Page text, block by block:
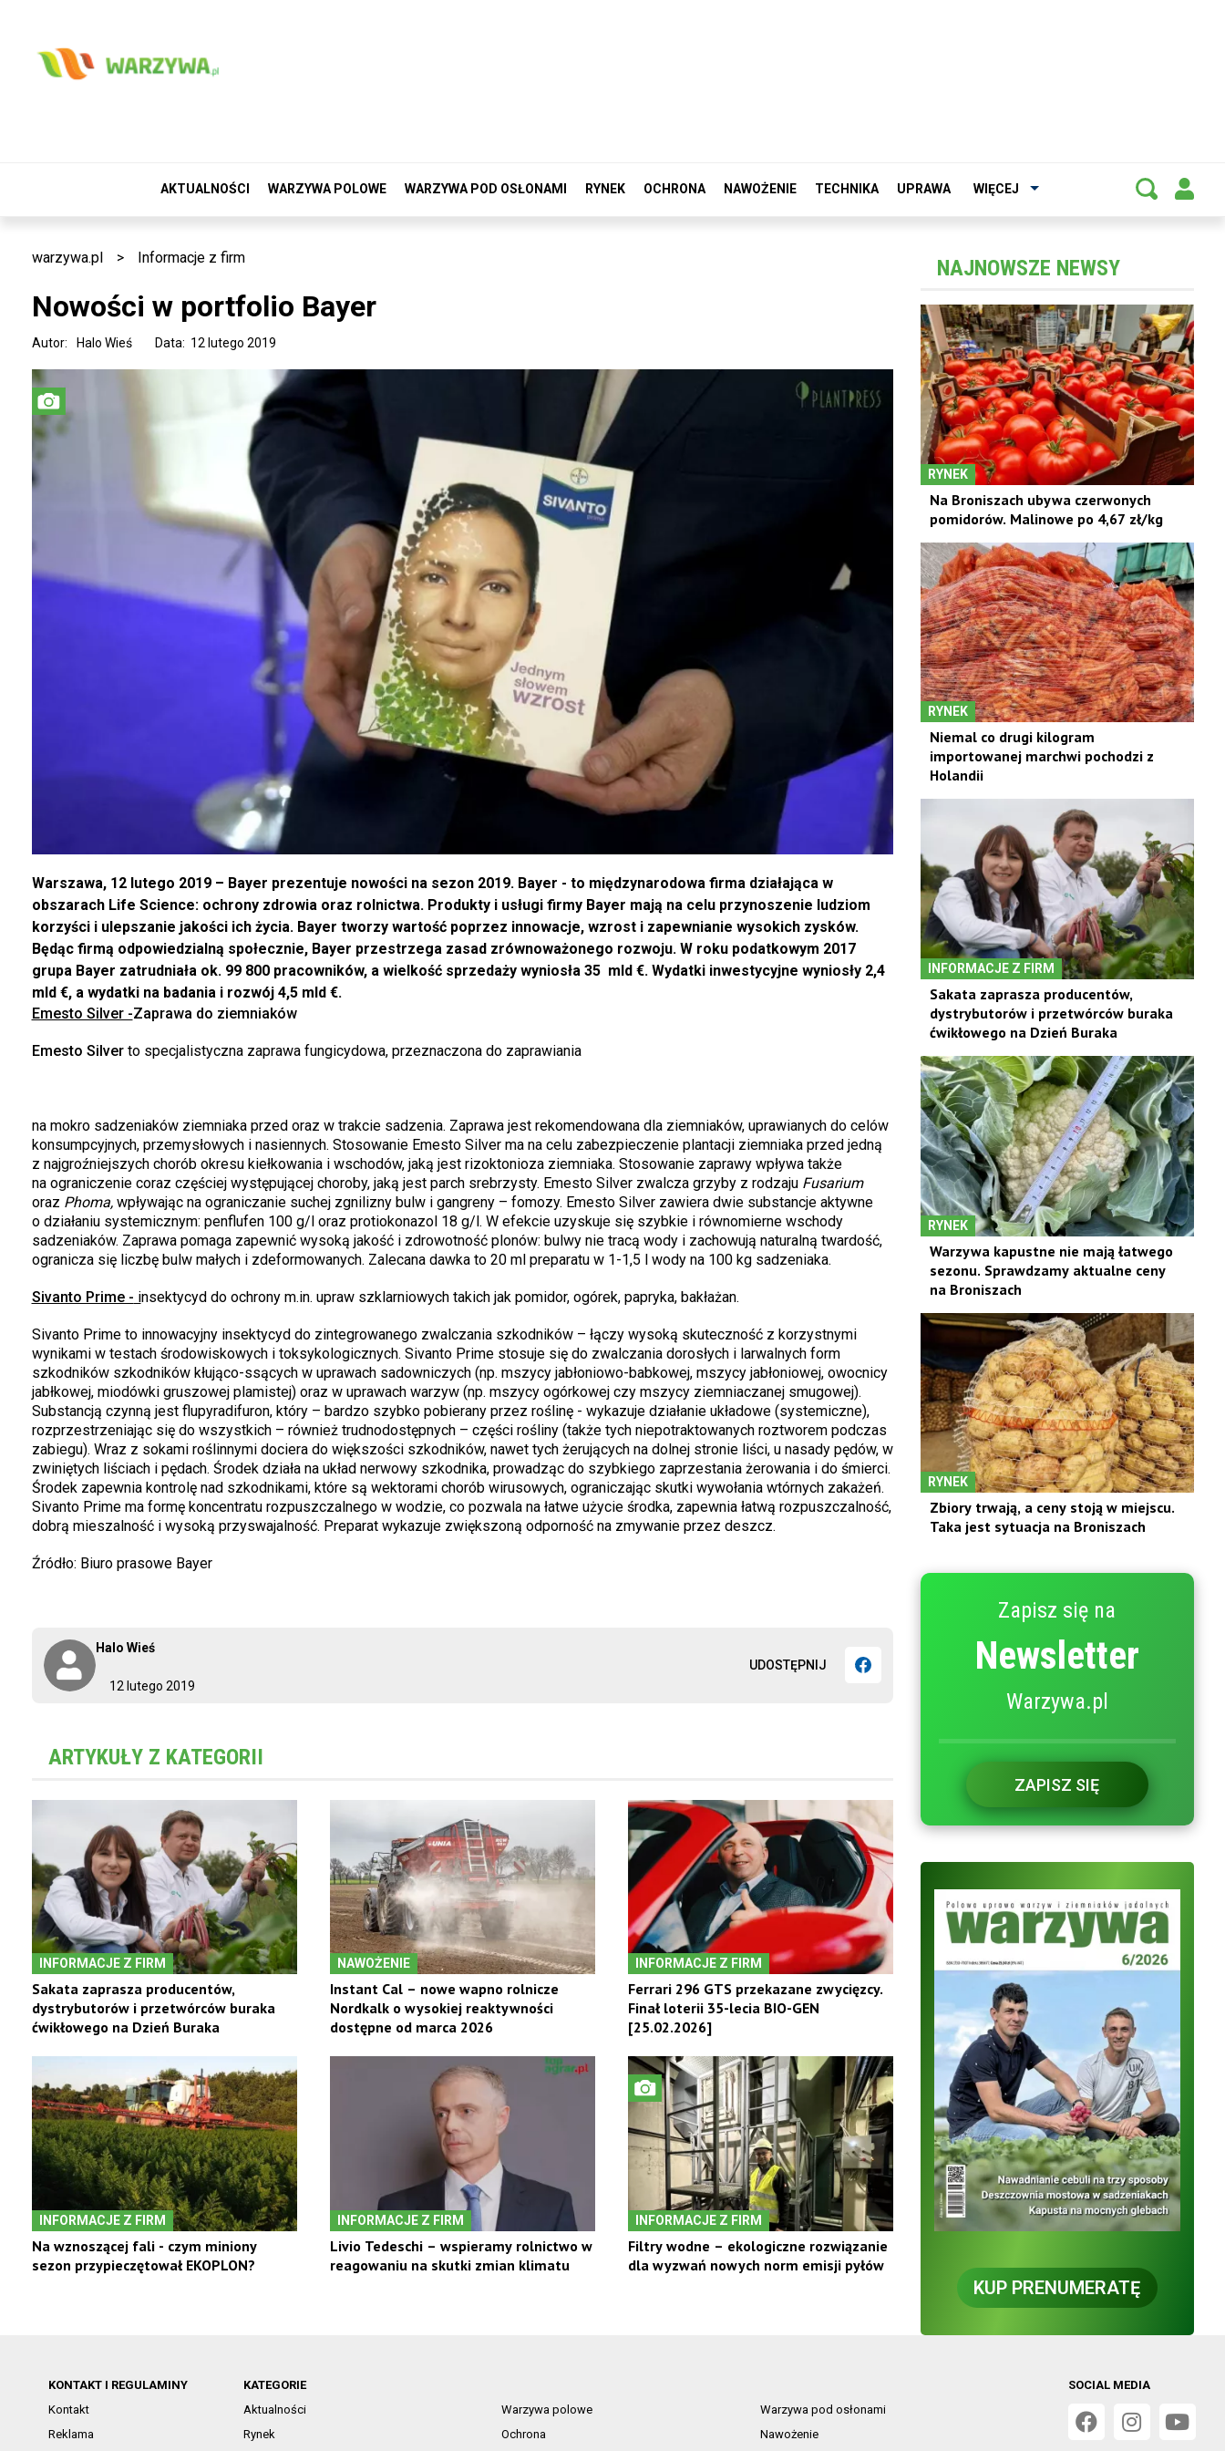
AKTUALNOŚCI WARZYWA POLOWE WARZYWA POD OSŁONAMI RYNEK OCHRONA NAWOŻENIE TECHNIKA UPRAWA WIĘCEJ
warzywa.pl > Informacje z firm
Nowości w portfolio Bayer
Data: 12 lutego 2019
Autor: Halo Wieś
12 lutego 2019
Halo Wieś
UDOSTĘPNIJ
Warszawa, 12 lutego 2019 – Bayer prezentuje nowości na sezon 2019. Bayer - to międzynarodowa firma działająca w
obszarach Life Science: ochrony zdrowia oraz rolnictwa. Produkty i usługi firmy Bayer mają na celu przynoszenie ludziom
korzyści i ulepszanie jakości ich życia. Bayer tworzy wartość poprzez innowacje, wzrost i zapewnianie wysokich zysków.
Będąc firmą odpowiedzialną społecznie, Bayer przestrzega zasad zrównoważonego rozwoju. W roku podatkowym 2017
grupa Bayer zatrudniała ok. 99 800 pracowników, a wielkość sprzedaży wyniosła 35 mld €. Wydatki inwestycyjne wyniosły 2,4
mld €, a wydatki na badania i rozwój 4,5 mld €.
Emesto Silver -Zaprawa do ziemniaków
Emesto Silverto specjalistyczna zaprawa fungicydowa, przeznaczona do zaprawiania
na mokro sadzeniaków ziemniaka przed oraz w trakcie sadzenia. Zaprawa jest rekomendowana dla ziemniaków, uprawianych do celów
konsumpcyjnych, przemysłowych i nasiennych. Stosowanie Emesto Silver ma na celu zabezpieczenie plantacji ziemniaka przed jedną
z najgroźniejszych chorób okresu kiełkowania i wschodów, jaką jest rizoktonioza ziemniaka. Stosowanie zaprawy wpływa także
na ograniczenie coraz częściej występującej choroby, jaką jest parch srebrzysty. Emesto Silver zwalcza grzyby z rodzaju Fusarium
oraz Phoma, wpływając na ograniczanie suchej zgnilizny bulw i gangreny – fomozy. Emesto Silver zawiera dwie substancje aktywne
o działaniu systemicznym: penflufen 100 g/l oraz protiokonazol 18 g/l. W efekcie uzyskuje się szybkie i równomierne wschody
sadzeniaków. Zaprawa pomaga zapewnić wysoką jakość i zdrowotność plonów: bulwy nie tracą wody i zachowują naturalną twardość,
ogranicza się liczbę bulw małych i zdeformowanych. Zalecana dawka to 20 ml preparatu w 1-1,5 l wody na 100 kg sadzeniaka.
Sivanto Prime - insektycyd do ochrony m.in. upraw szklarniowych takich jak pomidor, ogórek, papryka, bakłażan.
Sivanto Prime to innowacyjny insektycyd do zintegrowanego zwalczania szkodników – łączy wysoką skuteczność z korzystnymi
wynikami w testach środowiskowych i toksykologicznych. Sivanto Prime stosuje się do zwalczania dorosłych i larwalnych form
szkodników szkodników kłująco-ssących w uprawach sadowniczych (np. mszycy jabłoniowo-babkowej, mszycy jabłoniowej, owocnicy
jabłkowej, miodówki gruszowej plamistej) oraz w uprawach warzyw (np. mszycy ogórkowej czy mszycy ziemniaczanej smugowej).
Substancją czynną jest flupyradifuron, który – bardzo szybko pobierany przez roślinę - wykazuje działanie układowe (systemiczne),
rozprzestrzeniając się do wszystkich – również trudnodostępnych – części rośliny (także tych niepotraktowanych roztworem podczas
zabiegu). Wraz z sokami roślinnymi dociera do większości szkodników, nawet tych żerujących na dolnej stronie liści, u nasady pędów, w
zwiniętych liściach i pędach. Środek działa na układ nerwowy szkodnika, prowadząc do szybkiego zaprzestania żerowania i do śmierci.
Środek zapewnia kontrolę nad szkodnikami, które są wektorami chorób wirusowych, ograniczając skutki wywołania wtórnych zakażeń.
Sivanto Prime ma formę koncentratu rozpuszczalnego w wodzie, co pozwala na łatwe użycie środka, zapewnia łatwą rozpuszczalność,
dobrą mieszalność i wysoką przyswajalność. Preparat wykazuje zwiększoną odporność na zmywanie przez deszcz.
Źródło: Biuro prasowe Bayer
ARTYKUŁY Z KATEGORII
INFORMACJE Z FIRM
Sakata zaprasza producentów,
dystrybutorów i przetwórców buraka
ćwikłowego na Dzień Buraka
NAWOŻENIE
Instant Cal – nowe wapno rolnicze
Nordkalk o wysokiej reaktywności
dostępne od marca 2026
INFORMACJE Z FIRM
Ferrari 296 GTS przekazane zwycięzcy.
Finał loterii 35-lecia BIO-GEN
[25.02.2026]
INFORMACJE Z FIRM
Na wznoszącej fali - czym miniony
sezon przypieczętował EKOPLON?
INFORMACJE Z FIRM
Livio Tedeschi – wspieramy rolnictwo w
reagowaniu na skutki zmian klimatu
INFORMACJE Z FIRM
Filtry wodne – ekologiczne rozwiązanie
dla wyzwań nowych norm emisji pyłów
NAJNOWSZE NEWSY
RYNEK
Na Broniszach ubywa czerwonych
pomidorów. Malinowe po 4,67 zł/kg
RYNEK
Niemal co drugi kilogram
importowanej marchwi pochodzi z
Holandii
INFORMACJE Z FIRM
Sakata zaprasza producentów,
dystrybutorów i przetwórców buraka
ćwikłowego na Dzień Buraka
RYNEK
Warzywa kapustne nie mają łatwego
sezonu. Sprawdzamy aktualne ceny
na Broniszach
RYNEK
Zbiory trwają, a ceny stoją w miejscu.
Taka jest sytuacja na Broniszach
Zapisz się na
Newsletter
Warzywa.pl
ZAPISZ SIĘ
KUP PRENUMERATĘ
KONTAKT I REGULAMINY
Kontakt
Reklama
KATEGORIE
Aktualności
Warzywa polowe
Warzywa pod osłonami
Rynek
Ochrona Nawożenie
SOCIAL MEDIA